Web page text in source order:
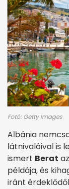
Fotó: Getty Images
Albánia
látnivalóival is
ismert Berat
példája, és
iránt